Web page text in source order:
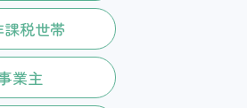
税世帯
業主